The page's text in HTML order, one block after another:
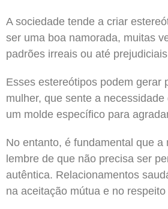
A sociedade tende a criar
ser uma boa namorada, muitas
padrões irreais ou até
Esses estereótipos podem gerar
mulher, que sente a
um molde específico para
No entanto, é fundamental que a
lembre de que não precisa ser
autêntica. Relacionamentos
na aceitação mútua e no